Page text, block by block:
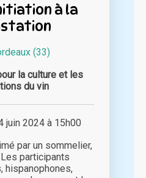
à la
(33)
la culture et les
du vin
juin 2024 à 15h00
par un sommelier,
participants
hispanophones,